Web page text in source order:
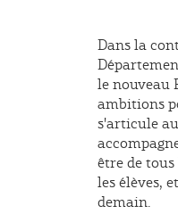
Dans la
le nouveau
ambitions
s'articule
être de
les élèves,
demain.